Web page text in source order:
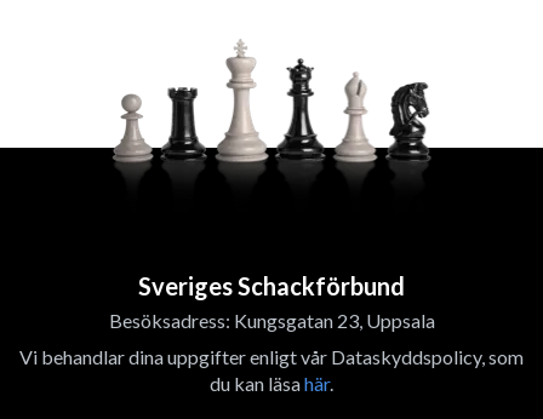
Sveriges Schackförbund
Besöksadress: Kungsgatan 23, Uppsala
Vi behandlar dina uppgifter enligt vår Dataskyddspolicy, som
du kan läsahär.